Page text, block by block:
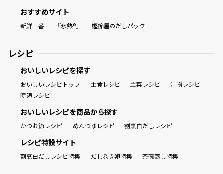
おすすめサイト
新鮮一番 『氷熟®』 鰹節屋のだしパック
レシピ
おいしいレシピを探す
おいしいレシピトップ 主食レシピ 主菜レシピ
汁物レシピ
時短レシピ
おいしいレシピを商品から探す
かつお節レシピ めんつゆレシピ 割烹白だしレシピ
レシピ特設サイト
割烹白だしレシピ特集 だし巻き卵特集 茶碗蒸し特集